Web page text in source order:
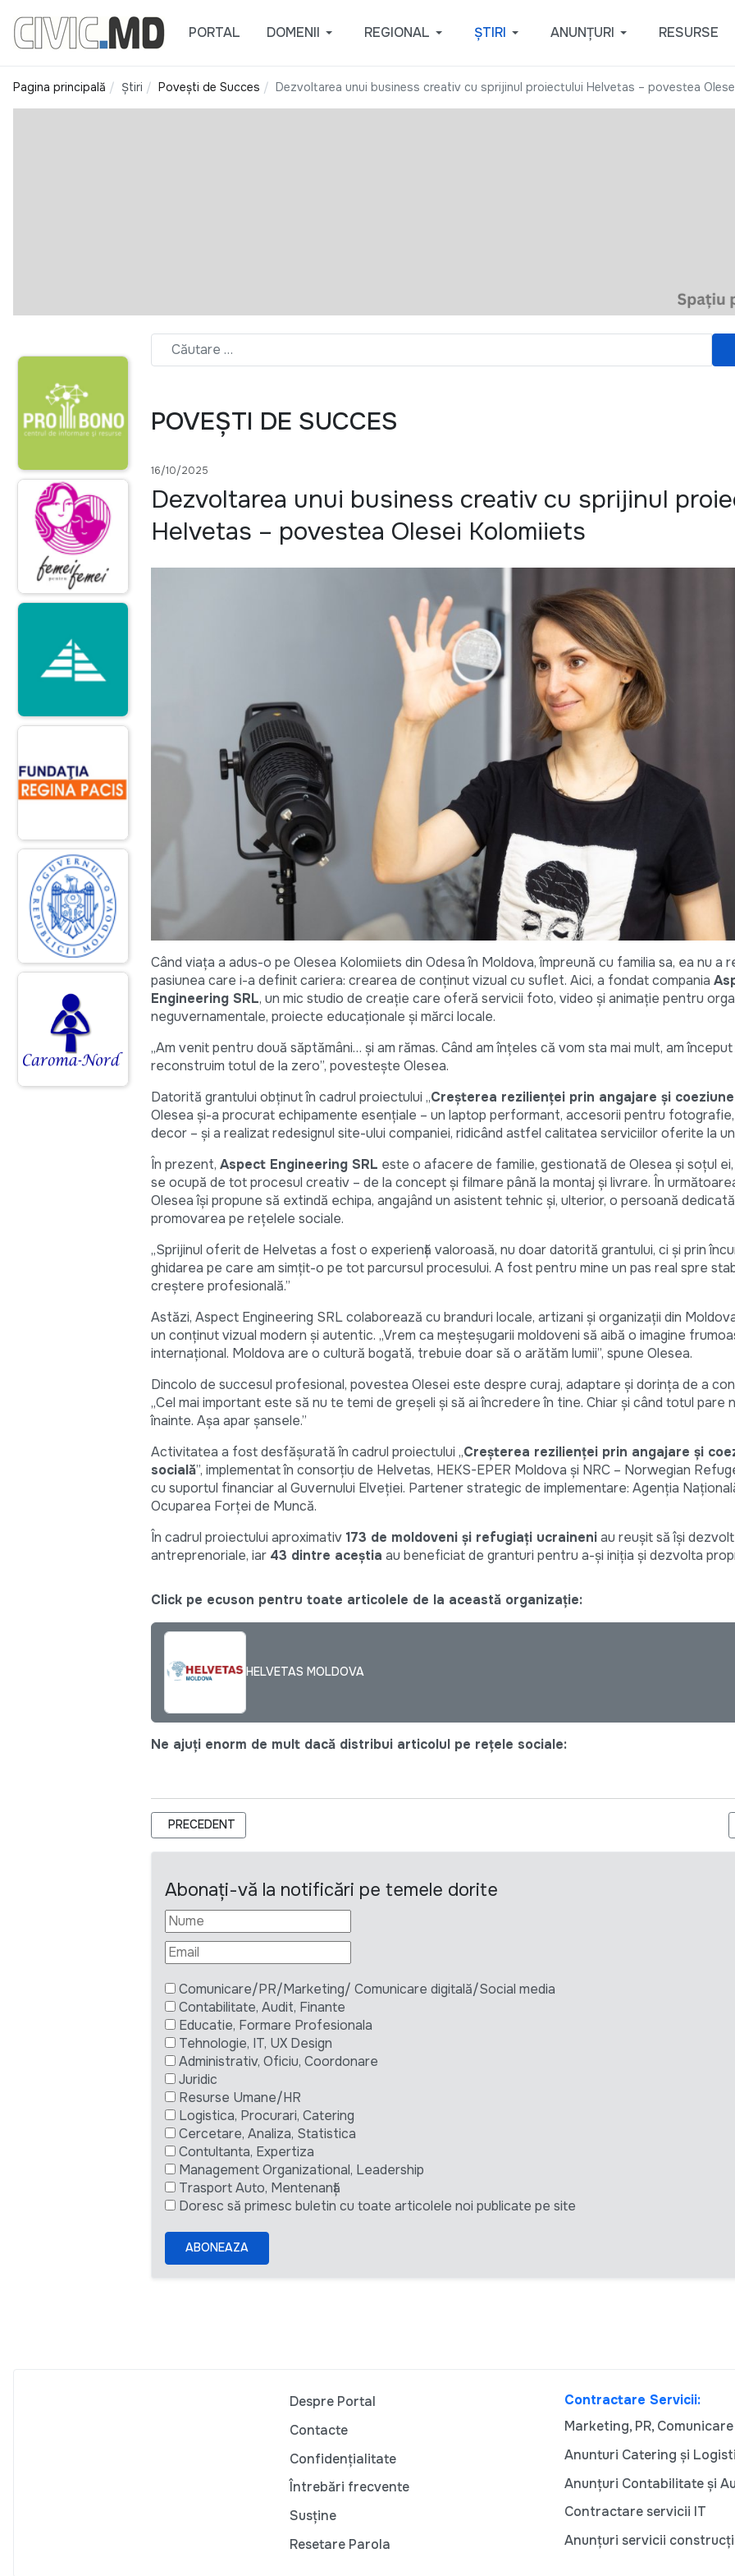
PORTAL DOMENII REGIONAL ȘTIRI ANUNȚURI RESURSE
Pagina principală Știri Povești de Succes Dezvoltarea unui business creativ cu sprijinul proiectului Helvetas – povestea
POVEȘTI DE SUCCES
16/10/2025
Dezvoltarea unui business creativ cu sprijinul
Helvetas – povestea Olesei Kolomiiets
Când viața a adus-o pe Olesea Kolomiiets din Odesa în Moldova, împreună cu familia sa, ea nu a
pasiunea care i-a definit cariera: crearea de conținut vizual cu suflet. Aici, a fondat compania
Engineering SRL, un mic studio de creație care oferă servicii foto, video și animație pentru
neguvernamentale, proiecte educaționale și mărci locale.
„Am venit pentru două săptămâni… și am rămas. Când am înțeles că vom sta mai mult, am început
reconstruim totul de la zero”, povestește Olesea.
Datorită grantului obținut în cadrul proiectului „Creșterea rezilienței prin angajare și
Olesea și-a procurat echipamente esențiale – un laptop performant, accesorii pentru fotografie,
decor – și a realizat redesignul site-ului companiei, ridicând astfel calitatea serviciilor oferite la
În prezent, Aspect Engineering SRL este o afacere de familie, gestionată de Olesea și soțul ei,
se ocupă de tot procesul creativ – de la concept și filmare până la montaj și livrare. În
Olesea își propune să extindă echipa, angajând un asistent tehnic și, ulterior, o persoană
promovarea pe rețelele sociale.
„Sprijinul oferit de Helvetas a fost o experiență valoroasă, nu doar datorită grantului, ci și prin
ghidarea pe care am simțit-o pe tot parcursul procesului. A fost pentru mine un pas real spre
creștere profesională.”
Astăzi, Aspect Engineering SRL colaborează cu branduri locale, artizani și organizații din
un conținut vizual modern și autentic. „Vrem ca meșteșugarii moldoveni să aibă o imagine
internațional. Moldova are o cultură bogată, trebuie doar să o arătăm lumii”, spune Olesea.
Dincolo de succesul profesional, povestea Olesei este despre curaj, adaptare și dorința de a
„Cel mai important este să nu te temi de greșeli și să ai încredere în tine. Chiar și când totul pare
înainte. Așa apar șansele.”
Activitatea a fost desfășurată în cadrul proiectului „Creșterea rezilienței prin angajare și
socială”, implementat în consorțiu de Helvetas, HEKS-EPER Moldova și NRC – Norwegian
cu suportul financiar al Guvernului Elveției. Partener strategic de implementare: Agenția
Ocuparea Forței de Muncă.
În cadrul proiectului aproximativ 173 de moldoveni și refugiați ucraineniau reușit să își
antreprenoriale, iar 43 dintre aceștia au beneficiat de granturi pentru a-și iniția și dezvolta
Click pe ecuson pentru toate articolele de la această organizație:
HELVETAS MOLDOVA
Ne ajuți enorm de mult dacă distribui articolul pe rețele sociale:
ARTICOL PRECEDENT: VLADISLAV COCIMARIUC - O VIZIUNE CLARĂ PENTRU SIGURANȚA ENERGETICĂ
PRECEDENT
Abonați-vă la notificări pe temele dorite
Comunicare/PR/Marketing/ Comunicare digitală/Social media
Contabilitate, Audit, Finante
Educatie, Formare Profesionala
Tehnologie, IT, UX Design
Administrativ, Oficiu, Coordonare
Juridic
Resurse Umane/HR
Logistica, Procurari, Catering
Cercetare, Analiza, Statistica
Contultanta, Expertiza
Management Organizational, Leadership
Trasport Auto, Mentenanță
Doresc să primesc buletin cu toate articolele noi publicate pe site
ABONEAZA
Despre Portal
Contacte
Confidențialitate
Întrebări frecvente
Susține
Resetare Parola
Contractare Servicii:
Marketing, PR, Comunicare
Anunturi Catering și
Anunțuri Contabilitate și
Contractare servicii IT
Anunțuri servicii